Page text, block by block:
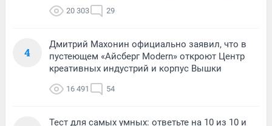
20 303 29
4
Дмитрий Махонин официально заявил, что в
пустеющем «Айсберг Modern» откроют Центр
креативных индустрий и корпус Вышки
16 491 54
Тест для самых умных: ответьте на 10 из 10 и